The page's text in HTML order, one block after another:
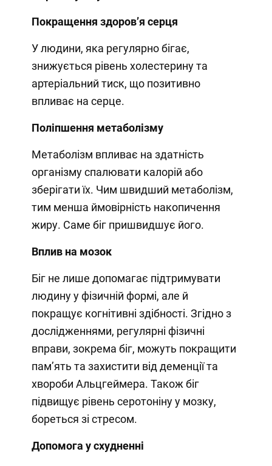
Покращення здоровʼя серця
У людини, яка регулярно бігає,
знижується рівень холестерину та
артеріальний тиск, що позитивно
впливає на серце.
Поліпшення метаболізму
Метаболізм впливає на здатність
організму спалювати калорій або
зберігати їх. Чим швидший метаболізм,
тим менша ймовірність накопичення
жиру. Саме біг пришвидшує його.
Вплив на мозок
Біг не лише допомагає підтримувати
людину у фізичній формі, але й
покращує когнітивні здібності. Згідно з
дослідженнями, регулярні фізичні
вправи, зокрема біг, можуть покращити
памʼять та захистити від деменції та
хвороби Альцгеймера. Також біг
підвищує рівень серотоніну у мозку,
бореться зі стресом.
Допомога у схудненні